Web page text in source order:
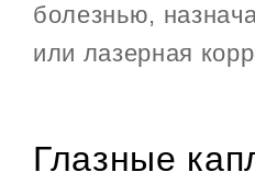
болезнью,
или лазерная
Глазные